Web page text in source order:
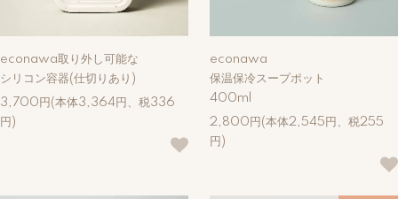
econawa取り外し可能な
シリコン容器(仕切りあり)
3,700円(本体3,364円、税336
円)
econawa
保温保冷スープポット
400ml
2,800円(本体2,545円、税255
円)